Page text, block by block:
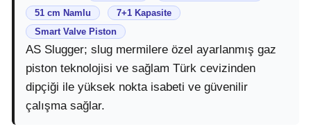
51 cm Namlu
7+1 Kapasite
Smart Valve Piston
AS Slugger; slug mermilere özel ayarlanmış gaz
piston teknolojisi ve sağlam Türk cevizinden
dipçiği ile yüksek nokta isabeti ve güvenilir
çalışma sağlar.